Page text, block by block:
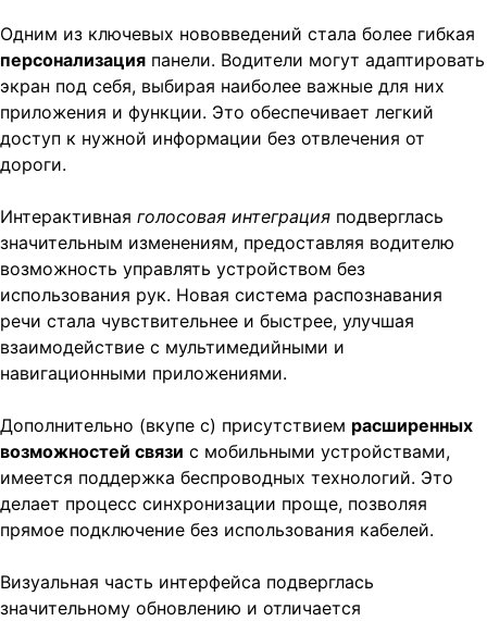
Одним из ключевых нововведений стала более гибкая
персонализация панели. Водители могут адаптировать
экран под себя, выбирая наиболее важные для них
приложения и функции. Это обеспечивает легкий
доступ к нужной информации без отвлечения от
дороги.
Интерактивная голосовая интеграция подверглась
значительным изменениям, предоставляя водителю
возможность управлять устройством без
использования рук. Новая система распознавания
речи стала чувствительнее и быстрее, улучшая
взаимодействие с мультимедийными и
навигационными приложениями.
Дополнительно (вкупе с) присутствием расширенных
возможностей связи с мобильными устройствами,
имеется поддержка беспроводных технологий. Это
делает процесс синхронизации проще, позволяя
прямое подключение без использования кабелей.
Визуальная часть интерфейса подверглась
значительному обновлению и отличается